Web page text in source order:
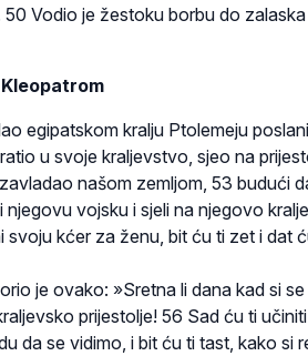
Vodio je žestoku borbu do
egipatskom kralju Ptolemeju
u svoje kraljevstvo, sjeo na
našom zemljom, 53 budući
njegovu vojsku i sjeli na njegovo
svoju kćer za ženu, bit ću ti zet i dat
je ovako: »Sretna li dana kad si
prijestolje! 56 Sad ću ti
da se vidimo, i bit ću ti tast, kako si